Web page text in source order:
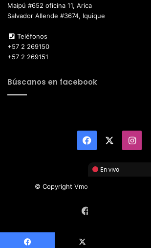
Maipú #652 oficina 11, Arica
Salvador Allende #3674, Iquique
Teléfonos
+57 2 269150
+57 2 269151
Búscanos en facebook
Facebook
© Copyright Vmotor TI 2026, All
En vivo